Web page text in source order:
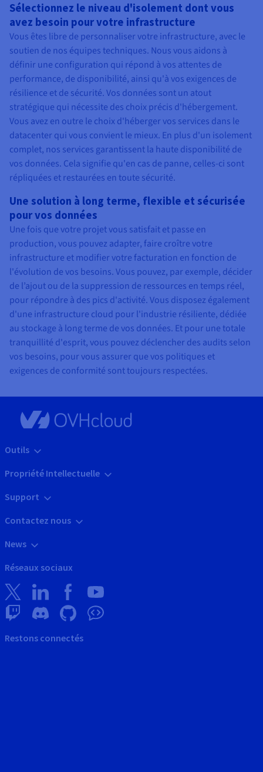
Sélectionnez le niveau d'isolement dont vous
avez besoin pour votre infrastructure
Vous êtes libre de personnaliser votre infrastructure, avec le
soutien de nos équipes techniques. Nous vous aidons à
définir une configuration qui répond à vos attentes de
performance, de disponibilité, ainsi qu'à vos exigences de
résilience et de sécurité. Vos données sont un atout
stratégique qui nécessite des choix précis d'hébergement.
Vous avez en outre le choix d'héberger vos services dans le
datacenter qui vous convient le mieux. En plus d'un isolement
complet, nos services garantissent la haute disponibilité de
vos données. Cela signifie qu'en cas de panne, celles-ci sont
répliquées et restaurées en toute sécurité.
Une solution à long terme, flexible et sécurisée
pour vos données
Une fois que votre projet vous satisfait et passe en
production, vous pouvez adapter, faire croître votre
infrastructure et modifier votre facturation en fonction de
l'évolution de vos besoins. Vous pouvez, par exemple, décider
de l’ajout ou de la suppression de ressources en temps réel,
pour répondre à des pics d'activité. Vous disposez également
d'une infrastructure cloud pour l'industrie résiliente, dédiée
au stockage à long terme de vos données. Et pour une totale
tranquillité d'esprit, vous pouvez déclencher des audits selon
vos besoins, pour vous assurer que vos politiques et
exigences de conformité sont toujours respectées.
Outils
Propriété Intellectuelle
Support
Contactez nous
News
Réseaux sociaux
Restons connectés